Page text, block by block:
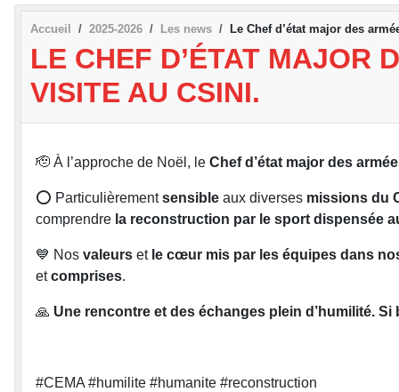
Accueil 2025-2026 Les news Le Chef d’état major des
LE CHEF D’ÉTAT MAJOR
VISITE AU CSINI.
🫡 À l’approche de Noël, le Chef d’état major des
⭕️ Particulièrementsensible aux diverses missions du
comprendre la reconstruction par le sport dispensée
💙 Nos valeurs et le cœur mis par les équipes dans
etcomprises.
🙏 Une rencontre et des échanges plein d’humilité.
#CEMA #humilite #humanite #reconstruction